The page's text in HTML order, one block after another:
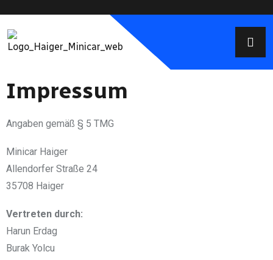
Impressum
Angaben gemäß § 5 TMG
Minicar Haiger
Allendorfer Straße 24
35708 Haiger
Vertreten durch:
Harun Erdag
Burak Yolcu